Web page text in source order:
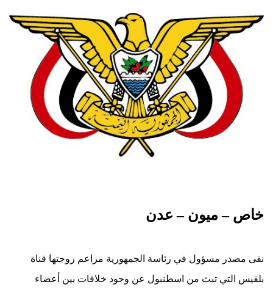
خاص – ميون – عدن
نفى مصدر مسؤول في رئاسة الجمهورية مزاعم روجتها قناة
بلقيس التي تبث من اسطنبول عن وجود خلافات بين أعضاء